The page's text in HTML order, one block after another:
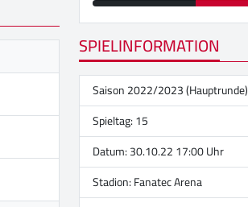
SPIELINFORMATION
Saison 2022/2023 (Hauptrunde)
Spieltag: 15
Datum: 30.10.22 17:00 Uhr
Stadion:Fanatec Arena